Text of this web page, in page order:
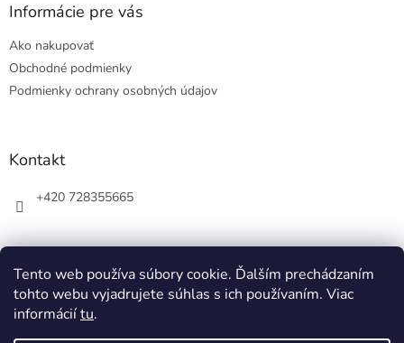
Tento web používa súbory cookie. Ďalším prechádzaním
tohto webu vyjadrujete súhlas s ich používaním. Viac
informáciítu.
Informácie pre vás
Ako nakupovať
Obchodné podmienky
Podmienky ochrany osobných údajov
Kontakt
+420 728355665